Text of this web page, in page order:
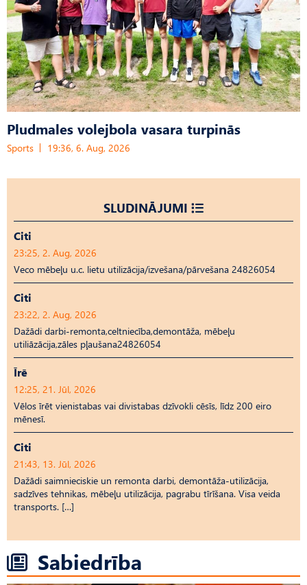
Pludmales volejbola vasara turpinās
Sports 19:36, 6. Aug, 2026
SLUDINĀJUMI
Citi
23:25, 2. Aug, 2026
Veco mēbeļu u.c. lietu utilizācija/izvešana/pārvešana 24826054
Citi
23:22, 2. Aug, 2026
Dažādi darbi-remonta,celtniecība,demontāža, mēbeļu
utiliāzācija,zāles pļaušana24826054
Īrē
12:25, 21. Jūl, 2026
Vēlos īrēt vienistabas vai divistabas dzīvokli cēsīs, līdz 200 eiro
mēnesī.
Citi
21:43, 13. Jūl, 2026
Dažādi saimnieciskie un remonta darbi, demontāža-utilizācija,
sadzīves tehnikas, mēbeļu utilizācija, pagrabu tīrīšana. Visa veida
transports. […]
Sabiedrība